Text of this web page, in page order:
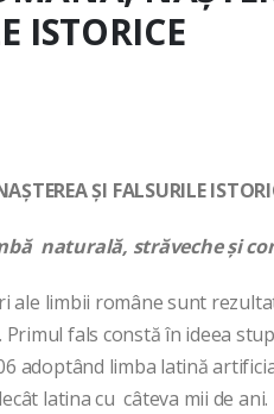
ISTORICE
ȘI FALSURILE
naturală, străveche și
ale limbii române sunt
Primul fals constă în ideea
adoptând limba latină
latina cu câteva mii de